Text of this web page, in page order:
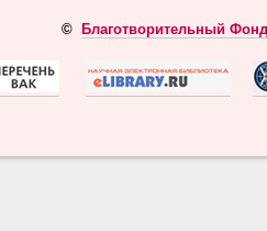
© Благотворительный